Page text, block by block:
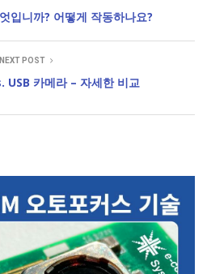
입니까? 어떻게 작동하나요?
NEXT POST
USB 카메라 – 자세한 비교